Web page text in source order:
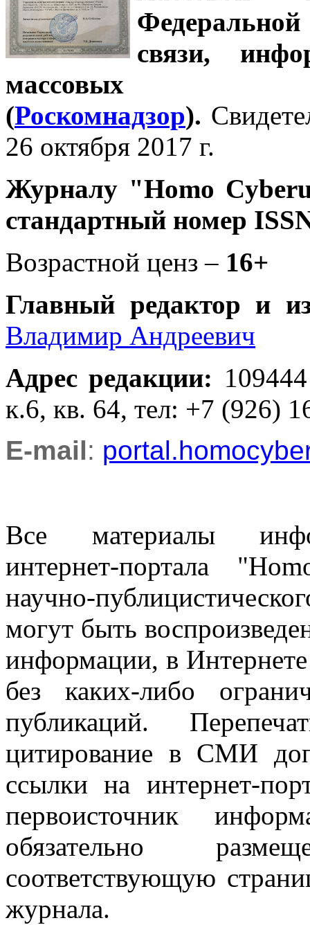
связи,
массовых
(Роскомнадзор).
26 октября 2017 г.
Журналу "Homo
стандартный номер
Возрастной ценз – 16+
Главный редактор и
Владимир Андреевич
Адрес редакции:
к.6, кв. 64, тел: +7 (926)
E-mail:
Все материалы
интернет-портала
научно-
могут быть
информации, в
без каких-либо
публикаций.
цитирование в СМИ
ссылки на интернет-
первоисточник
обязательно
соответствующую
журнала.